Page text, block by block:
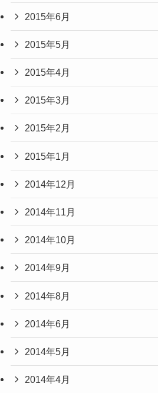
2015年6月
2015年5月
2015年4月
2015年3月
2015年2月
2015年1月
2014年12月
2014年11月
2014年10月
2014年9月
2014年8月
2014年6月
2014年5月
2014年4月